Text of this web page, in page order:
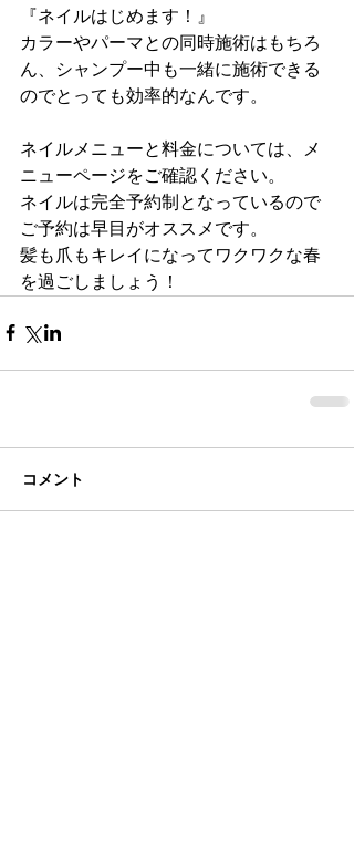
『ネイルはじめます！』
カラーやパーマとの同時施術はもちろ
ん、シャンプー中も一緒に施術できる
のでとっても効率的なんです。
ネイルメニューと料金については、メ
ニューページをご確認ください。
ネイルは完全予約制となっているので
ご予約は早目がオススメです。
髪も爪もキレイになってワクワクな春
を過ごしましょう！
コメント